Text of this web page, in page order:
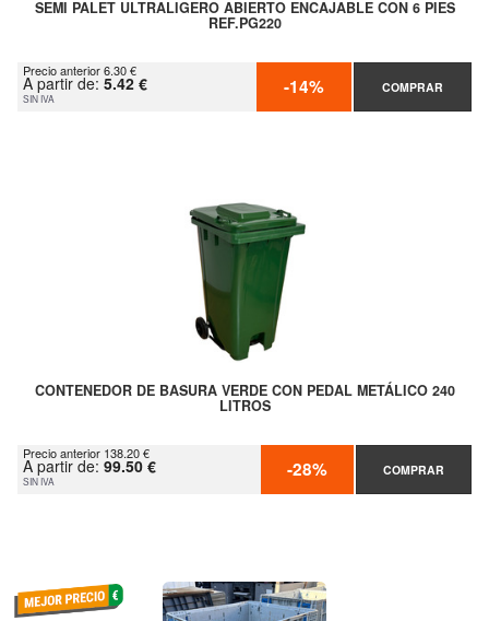
SEMI PALET ULTRALIGERO ABIERTO ENCAJABLE CON 6 PIES
REF.PG220
Precio anterior 6.30 €
A partir de: 5.42 €
SIN IVA -14% COMPRAR
CONTENEDOR DE BASURA VERDE CON PEDAL METÁLICO 240
LITROS
Precio anterior 138.20 €
A partir de: 99.50 €
SIN IVA -28% COMPRAR